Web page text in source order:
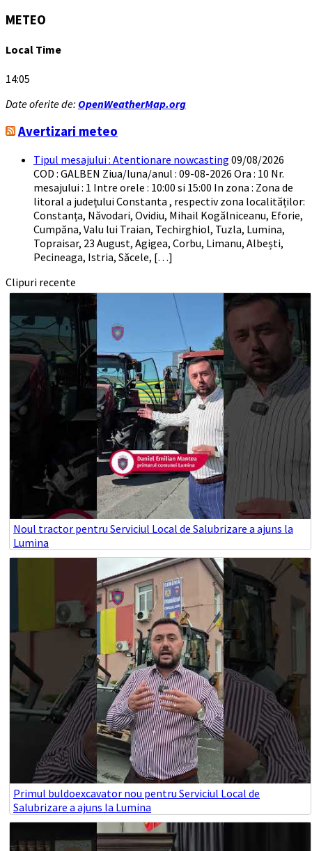
METEO
Local Time
14:05
Date oferite de: OpenWeatherMap.org
Avertizari meteo
Tipul mesajului : Atentionare nowcasting 09/08/2026
COD : GALBEN Ziua/luna/anul : 09-08-2026 Ora : 10 Nr.
mesajului : 1 Intre orele : 10:00 si 15:00 In zona : Zona de
litoral a județului Constanta , respectiv zona localităților:
Constanța, Năvodari, Ovidiu, Mihail Kogălniceanu, Eforie,
Cumpăna, Valu lui Traian, Techirghiol, Tuzla, Lumina,
Topraisar, 23 August, Agigea, Corbu, Limanu, Albești,
Pecineaga, Istria, Săcele, […]
Clipuri recente
Noul tractor pentru Serviciul Local de Salubrizare a ajuns la
Lumina
Primul buldoexcavator nou pentru Serviciul Local de
Salubrizare a ajuns la Lumina